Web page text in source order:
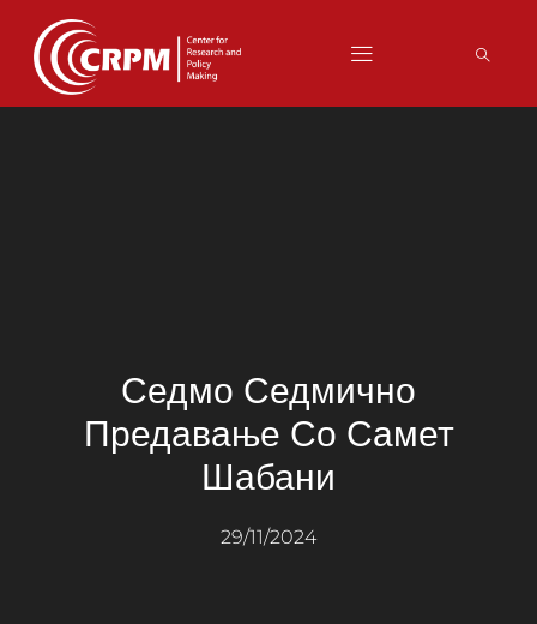
Седмо Седмично
Предавање Со Самет
Шабани
29/11/2024